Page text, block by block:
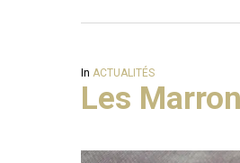
In ACTUALITÉS
Les